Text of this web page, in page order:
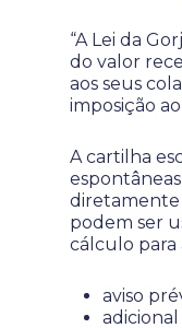
“A Lei da
do valor
aos seus
imposição
A cartilha
podem ser
cálculo para
aviso